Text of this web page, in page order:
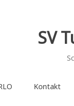
SV
Kontakt